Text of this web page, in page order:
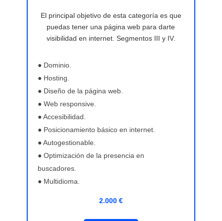
El principal objetivo de esta categoría es que
puedas tener una página web para darte
visibilidad en internet. Segmentos III y IV.
● Dominio.
● Hosting.
● Diseño de la página web.
● Web responsive.
● Accesibilidad.
● Posicionamiento básico en internet.
● Autogestionable.
● Optimización de la presencia en
buscadores.
● Multidioma.
2.000 €